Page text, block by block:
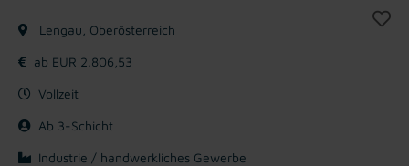
Lengau, Oberösterreich
ab EUR 2.806,53
Vollzeit
Ab 3-Schicht
Industrie / handwerkliches Gewerbe